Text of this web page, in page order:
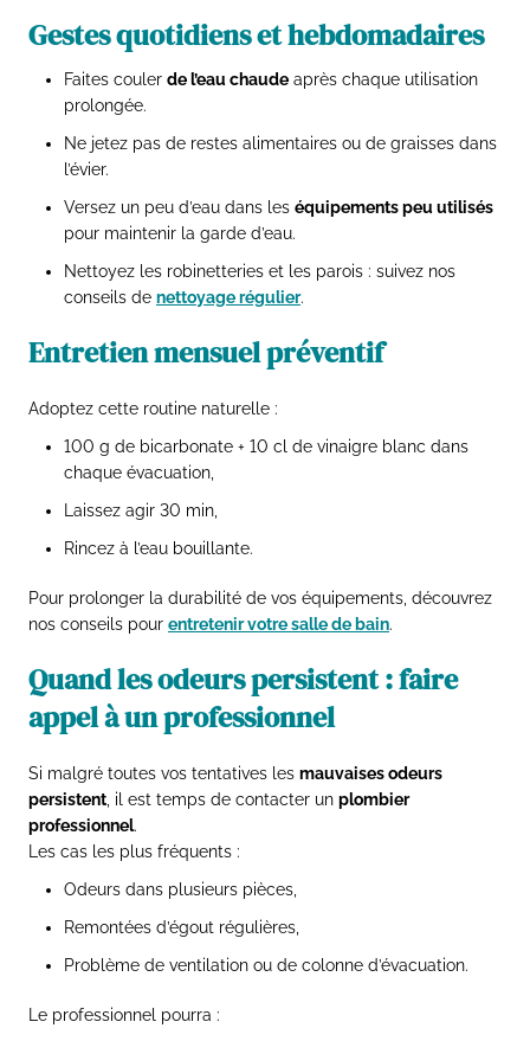
Gestes quotidiens et hebdomadaires
Faites couler de l’eau chaude après chaque utilisation
prolongée.
Ne jetez pas de restes alimentaires ou de graisses dans
l’évier.
Versez un peu d’eau dans les équipements peu utilisés
pour maintenir la garde d’eau.
Nettoyez les robinetteries et les parois : suivez nos
conseils de nettoyage régulier.
Entretien mensuel préventif
Adoptez cette routine naturelle :
100 g de bicarbonate + 10 cl de vinaigre blanc dans
chaque évacuation,
Laissez agir 30 min,
Rincez à l’eau bouillante.
Pour prolonger la durabilité de vos équipements, découvrez
nos conseils pour entretenir votre salle de bain.
Quand les odeurs persistent : faire
appel à un professionnel
Si malgré toutes vos tentatives les mauvaises odeurs
persistent , il est temps de contacter un plombier
professionnel.
Les cas les plus fréquents :
Odeurs dans plusieurs pièces,
Remontées d’égout régulières,
Problème de ventilation ou de colonne d’évacuation.
Le professionnel pourra :